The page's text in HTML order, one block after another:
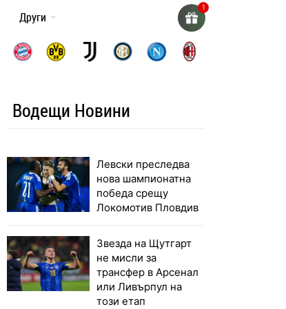
Други
Водещи Новини
Левски преследва
нова шампионатна
победа срещу
Локомотив Пловдив
Звезда на Щутгарт
не мисли за
трансфер в Арсенал
или Ливърпул на
този етап